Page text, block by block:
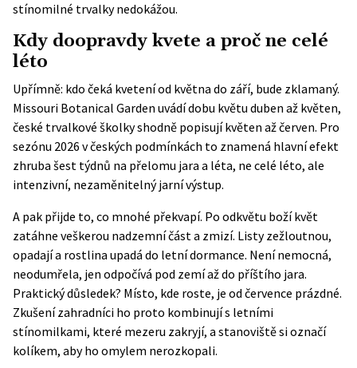
stínomilné trvalky nedokážou.
Kdy doopravdy kvete a proč ne celé
léto
Upřímně: kdo čeká kvetení od května do září, bude zklamaný.
Missouri Botanical Garden uvádí dobu květu duben až květen,
české trvalkové školky shodně popisují květen až červen. Pro
sezónu 2026 v českých podmínkách to znamená hlavní efekt
zhruba šest týdnů na přelomu jara a léta, ne celé léto, ale
intenzivní, nezaměnitelný jarní výstup.
A pak přijde to, co mnohé překvapí. Po odkvětu boží květ
zatáhne veškerou nadzemní část a zmizí. Listy zežloutnou,
opadají a rostlina upadá do letní dormance. Není nemocná,
neodumřela, jen odpočívá pod zemí až do příštího jara.
Praktický důsledek? Místo, kde roste, je od července prázdné.
Zkušení zahradníci ho proto kombinují s letními
stínomilkami, které mezeru zakryjí, a stanoviště si označí
kolíkem, aby ho omylem nerozkopali.